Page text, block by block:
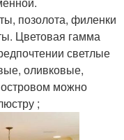
позолота, филенки
Цветовая гамма
светлые
оливковые,
можно
;